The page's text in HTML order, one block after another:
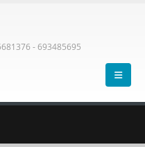
- 693485695